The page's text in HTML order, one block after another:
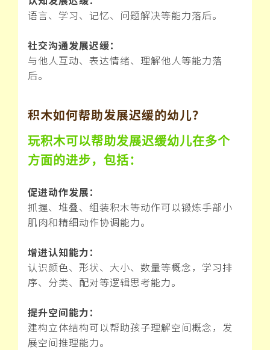
语言、学习、记忆、问题解决等能力落后。
社交沟通发展迟缓：
与他人互动、表达情绪、理解他人等能力落
后。
积木如何帮助发展迟缓的幼儿？
玩积木可以帮助发展迟缓幼儿在多个
方面的进步，包括：
促进动作发展：
抓握、堆叠、组装积木等动作可以锻炼手部小
肌肉和精细动作协调能力。
增进认知能力：
认识颜色、形状、大小、数量等概念，学习排
序、分类、配对等逻辑思考能力。
提升空间能力：
建构立体结构可以帮助孩子理解空间概念，发
展空间推理能力。